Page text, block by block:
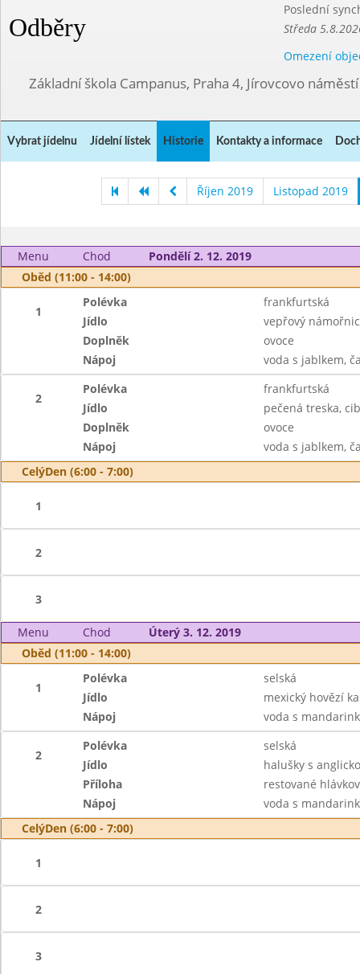
Odběry
Poslední
Středa
Omezení
Základní škola Campanus, Praha 4, Jírovcovo
Vybrat jídelnu Jídelní lístek Historie Kontakty a informace
Říjen 2019 Listopad 2019
Menu Chod
Pondělí 2. 12. 2019
Oběd (11:00 - 14:00)
1
Polévka
frankfurtská
Jídlo
vepřový
Doplněk
ovoce
Nápoj
voda s jablkem,
2
Polévka
frankfurtská
Jídlo
pečená treska,
Doplněk
ovoce
Nápoj
voda s jablkem,
CelýDen (6:00 - 7:00)
1
2
3
Menu Chod
Úterý 3. 12. 2019
Oběd (11:00 - 14:00)
1
Polévka
selská
Jídlo
mexický hovězí
Nápoj
voda s
2
Polévka
selská
Jídlo
halušky s
Příloha
restované
Nápoj
voda s
CelýDen (6:00 - 7:00)
1
2
3